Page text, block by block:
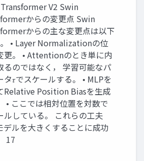
V2 Swin
からの変更点 Swin
からの主な変更点は以下
• Layer Normalizationの位
更。 • Attentionのとき単に内
るのではなく， 学習可能なパ
タ𝜏でスケールする。 • MLPを
Relative Position Biasを生成
• ここでは相対位置を対数で
ルしている。 これらの工夫
デルを大きくすることに成功
17